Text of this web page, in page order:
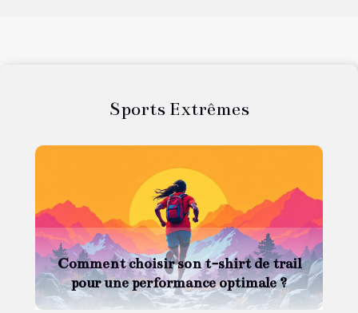
Sports Extrêmes
Comment choisir son t-shirt de trail
pour une performance optimale ?